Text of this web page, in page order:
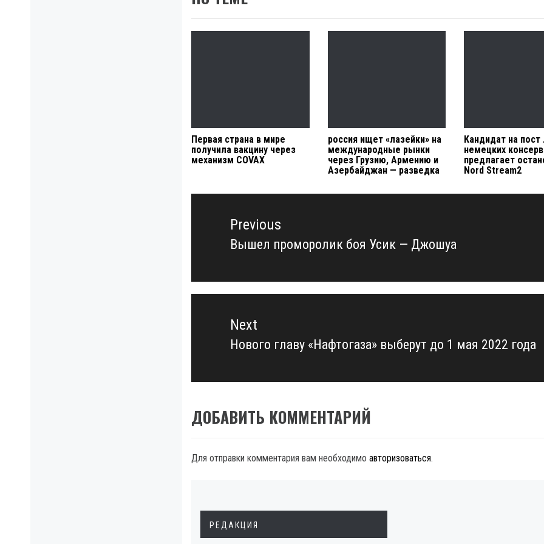
Первая страна в мире
получила вакцину через
механизм COVAX
россия ищет «лазейки» на
международные рынки
через Грузию, Армению и
Азербайджан — разведка
Кандидат на пост
немецких
предлагает
Nord Stream2
Навигация
записямPrevious
Previous
Вышел проморолик боя Усик — Джошуа
Next
Next
Нового главу «Нафтогаза» выберут до 1 мая 2022 года
ДОБАВИТЬ КОММЕНТАРИЙ
Для отправки комментария вам необходимо авторизоваться.
РЕДАКЦИЯ